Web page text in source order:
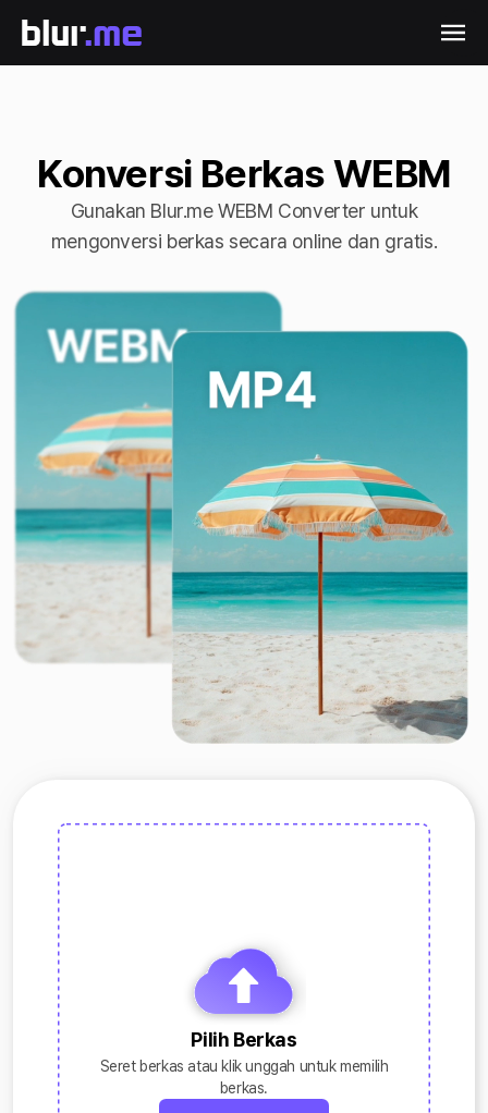
Konversi Berkas WEBM
Gunakan Blur.me WEBM Converter untuk
mengonversi berkas secara online dan gratis.
Pilih Berkas
Seret berkas atau klik unggah untuk memilih
berkas.